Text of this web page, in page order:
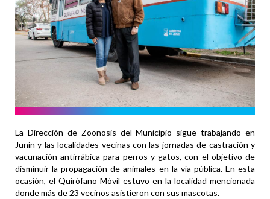
La Dirección de Zoonosis del Municipio sigue trabajando en
Junín y las localidades vecinas con las jornadas de castración y
vacunación antirrábica para perros y gatos, con el objetivo de
disminuir la propagación de animales en la vía pública. En esta
ocasión, el Quirófano Móvil estuvo en la localidad mencionada
donde más de 23 vecinos asistieron con sus mascotas.